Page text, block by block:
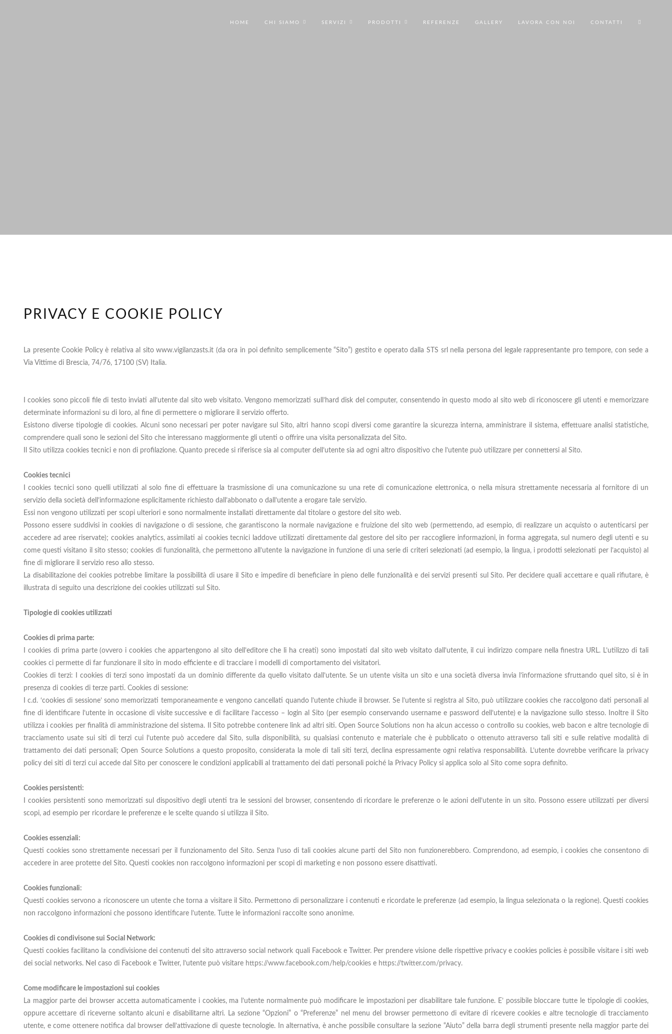
HOME CHI SIAMO SERVIZI PRODOTTI REFERENZE GALLERY LAVORA CON NOI CONTATTI
PRIVACY E COOKIE POLICY
La presente Cookie Policy è relativa al sito www.vigilanzasts.it (da ora in poi definito semplicemente “Sito”) gestito e operato dalla STS srl nella persona del legale rappresentante pro tempore, con sede a
Via Vittime di Brescia, 74/76, 17100 (SV) Italia.
I cookies sono piccoli file di testo inviati all’utente dal sito web visitato. Vengono memorizzati sull’hard disk del computer, consentendo in questo modo al sito web di riconoscere gli utenti e memorizzare
determinate informazioni su di loro, al fine di permettere o migliorare il servizio offerto.
Esistono diverse tipologie di cookies. Alcuni sono necessari per poter navigare sul Sito, altri hanno scopi diversi come garantire la sicurezza interna, amministrare il sistema, effettuare analisi statistiche,
comprendere quali sono le sezioni del Sito che interessano maggiormente gli utenti o offrire una visita personalizzata del Sito.
Il Sito utilizza cookies tecnici e non di profilazione. Quanto precede si riferisce sia al computer dell’utente sia ad ogni altro dispositivo che l’utente può utilizzare per connettersi al Sito.
Cookies tecnici
I cookies tecnici sono quelli utilizzati al solo fine di effettuare la trasmissione di una comunicazione su una rete di comunicazione elettronica, o nella misura strettamente necessaria al fornitore di un
servizio della società dell’informazione esplicitamente richiesto dall’abbonato o dall’utente a erogare tale servizio.
Essi non vengono utilizzati per scopi ulteriori e sono normalmente installati direttamente dal titolare o gestore del sito web.
Possono essere suddivisi in cookies di navigazione o di sessione, che garantiscono la normale navigazione e fruizione del sito web (permettendo, ad esempio, di realizzare un acquisto o autenticarsi per
accedere ad aree riservate); cookies analytics, assimilati ai cookies tecnici laddove utilizzati direttamente dal gestore del sito per raccogliere informazioni, in forma aggregata, sul numero degli utenti e su
come questi visitano il sito stesso; cookies di funzionalità, che permettono all’utente la navigazione in funzione di una serie di criteri selezionati (ad esempio, la lingua, i prodotti selezionati per l’acquisto) al
fine di migliorare il servizio reso allo stesso.
La disabilitazione dei cookies potrebbe limitare la possibilità di usare il Sito e impedire di beneficiare in pieno delle funzionalità e dei servizi presenti sul Sito. Per decidere quali accettare e quali rifiutare, è
illustrata di seguito una descrizione dei cookies utilizzati sul Sito.
Tipologie di cookies utilizzati
Cookies di prima parte:
I cookies di prima parte (ovvero i cookies che appartengono al sito dell’editore che li ha creati) sono impostati dal sito web visitato dall’utente, il cui indirizzo compare nella finestra URL. L’utilizzo di tali
cookies ci permette di far funzionare il sito in modo efficiente e di tracciare i modelli di comportamento dei visitatori.
Cookies di terzi: I cookies di terzi sono impostati da un dominio differente da quello visitato dall’utente. Se un utente visita un sito e una società diversa invia l’informazione sfruttando quel sito, si è in
presenza di cookies di terze parti. Cookies di sessione:
I c.d. ‘cookies di sessione’ sono memorizzati temporaneamente e vengono cancellati quando l’utente chiude il browser. Se l’utente si registra al Sito, può utilizzare cookies che raccolgono dati personali al
fine di identificare l’utente in occasione di visite successive e di facilitare l’accesso – login al Sito (per esempio conservando username e password dell’utente) e la navigazione sullo stesso. Inoltre il Sito
utilizza i cookies per finalità di amministrazione del sistema. Il Sito potrebbe contenere link ad altri siti. Open Source Solutions non ha alcun accesso o controllo su cookies, web bacon e altre tecnologie di
tracciamento usate sui siti di terzi cui l’utente può accedere dal Sito, sulla disponibilità, su qualsiasi contenuto e materiale che è pubblicato o ottenuto attraverso tali siti e sulle relative modalità di
trattamento dei dati personali; Open Source Solutions a questo proposito, considerata la mole di tali siti terzi, declina espressamente ogni relativa responsabilità. L’utente dovrebbe verificare la privacy
policy dei siti di terzi cui accede dal Sito per conoscere le condizioni applicabili al trattamento dei dati personali poiché la Privacy Policy si applica solo al Sito come sopra definito.
Cookies persistenti:
I cookies persistenti sono memorizzati sul dispositivo degli utenti tra le sessioni del browser, consentendo di ricordare le preferenze o le azioni dell’utente in un sito. Possono essere utilizzati per diversi
scopi, ad esempio per ricordare le preferenze e le scelte quando si utilizza il Sito.
Cookies essenziali:
Questi cookies sono strettamente necessari per il funzionamento del Sito. Senza l’uso di tali cookies alcune parti del Sito non funzionerebbero. Comprendono, ad esempio, i cookies che consentono di
accedere in aree protette del Sito. Questi cookies non raccolgono informazioni per scopi di marketing e non possono essere disattivati.
Cookies funzionali:
Questi cookies servono a riconoscere un utente che torna a visitare il Sito. Permettono di personalizzare i contenuti e ricordate le preferenze (ad esempio, la lingua selezionata o la regione). Questi cookies
non raccolgono informazioni che possono identificare l’utente. Tutte le informazioni raccolte sono anonime.
Cookies di condivisone sui Social Network:
Questi cookies facilitano la condivisione dei contenuti del sito attraverso social network quali Facebook e Twitter. Per prendere visione delle rispettive privacy e cookies policies è possibile visitare i siti web
dei social networks. Nel caso di Facebook e Twitter, l’utente può visitare https://www.facebook.com/help/cookies e https://twitter.com/privacy.
Come modificare le impostazioni sui cookies
La maggior parte dei browser accetta automaticamente i cookies, ma l’utente normalmente può modificare le impostazioni per disabilitare tale funzione. E’ possibile bloccare tutte le tipologie di cookies,
oppure accettare di riceverne soltanto alcuni e disabilitarne altri. La sezione “Opzioni” o “Preferenze” nel menu del browser permettono di evitare di ricevere cookies e altre tecnologie di tracciamento
utente, e come ottenere notifica dal browser dell’attivazione di queste tecnologie. In alternativa, è anche possibile consultare la sezione “Aiuto” della barra degli strumenti presente nella maggior parte dei